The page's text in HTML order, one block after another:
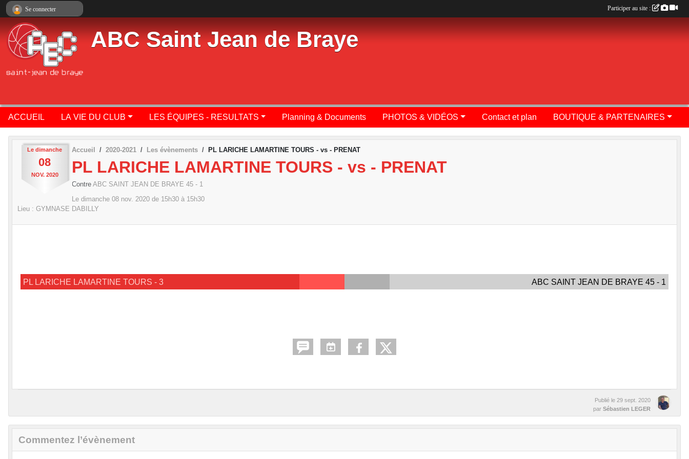
ABC Saint Jean de Braye
ACCUEIL LA VIE DU CLUB LES ÉQUIPES - RESULTATS Planning & Documents PHOTOS & VIDÉOS Contact et plan BOUTIQUE & PARTENAIRES
Le dimanche
08
NOV. 2020
Accueil 2020-2021 Les évènements PL LARICHE LAMARTINE TOURS - vs - PRENAT
PL LARICHE LAMARTINE TOURS - vs - PRENAT
Contre ABC SAINT JEAN DE BRAYE 45 - 1
Le dimanche 08 nov. 2020 de 15h30 à 15h30
Lieu : GYMNASE DABILLY
PL LARICHE LAMARTINE TOURS - 3 ABC SAINT JEAN DE BRAYE 45 - 1
Publié le 29 sept. 2020
par Sébastien LEGER
Commentez l’évènement
Se connecter Participer au site :
Panneau de gestion des cookies